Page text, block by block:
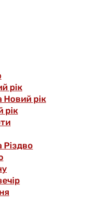
рік
Новий рік
рік
Різдво